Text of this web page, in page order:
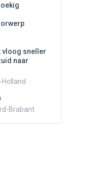
vloog sneller
naar
Brabant